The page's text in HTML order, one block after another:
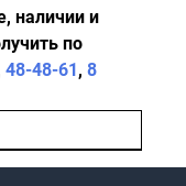
наличии и
по
48-48-61, 8